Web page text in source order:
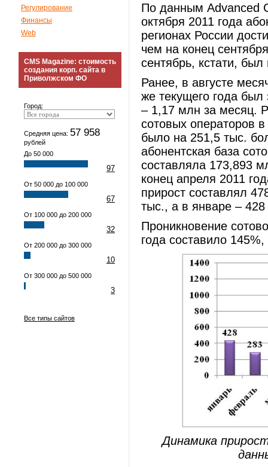
Регулирование
Финансы
Web
CMS Magazine: стоимость
создания корп. сайта в
Приволжском ФО
Город:
Средняя цена: 57 958
рублей
До 50 000
97
От 50 000 до 100 000
67
От 100 000 до 200 000
32
От 200 000 до 300 000
10
От 300 000 до 500 000
3
Все типы сайтов
По данным Advanced
октября 2011 года
регионах России
чем на конец
сентябрь, кстати,
Ранее, в августе
же текущего года был
– 1,17 млн за месяц.
сотовых операторов
было на 251,5 тыс.
абонентская база
составляла 173,893
конец апреля 2011
прирост составлял
тыс., а в январе – 428
Проникновение
года составило
Динамика